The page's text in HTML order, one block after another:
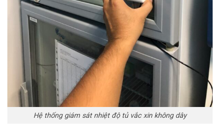
Hệ thống giám sát nhiệt độ tủ vắc xin không dây